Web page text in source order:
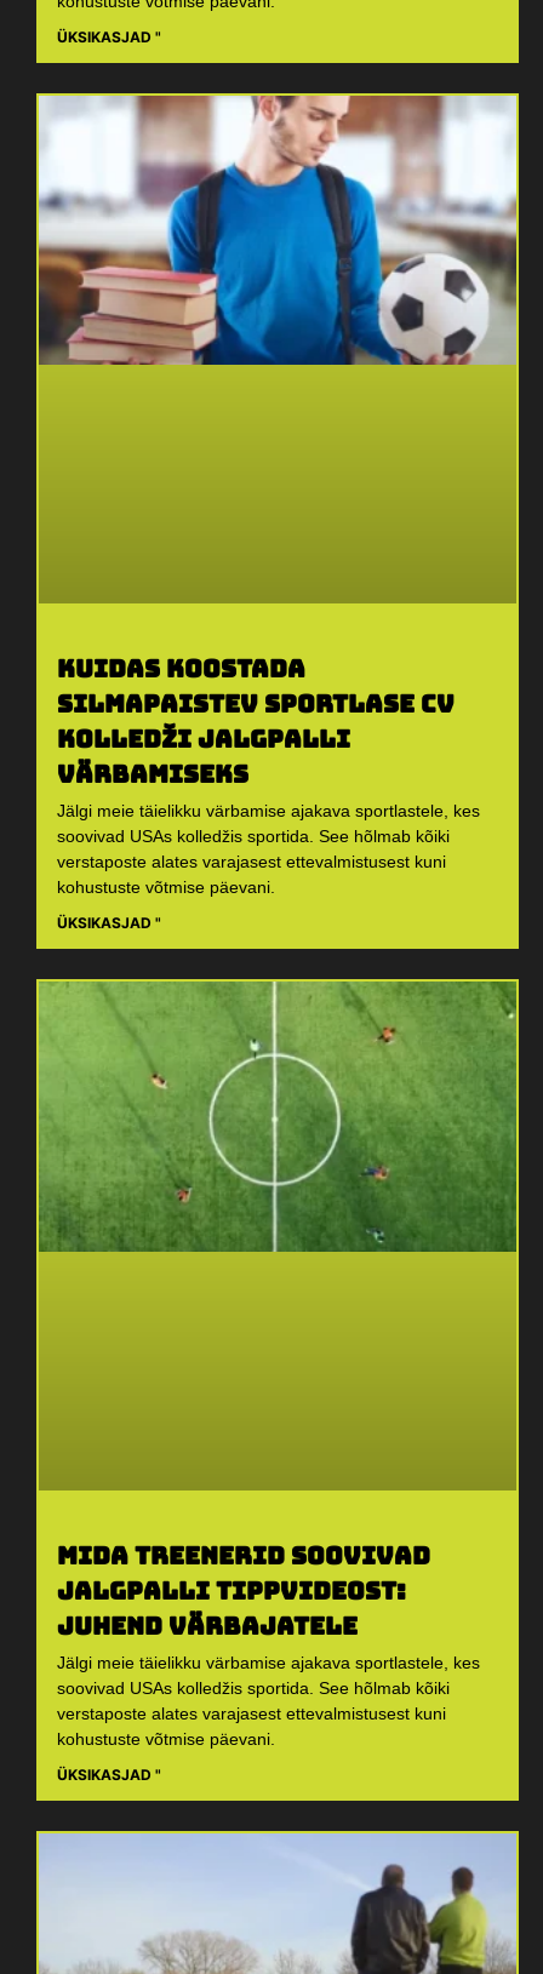
ÜKSIKASJAD "
Kuidas koostada
silmapaistev sportlase CV
kolledži jalgpalli
värbamiseks
Jälgi meie täielikku värbamise ajakava sportlastele, kes
soovivad USAs kolledžis sportida. See hõlmab kõiki
verstaposte alates varajasest ettevalmistusest kuni
kohustuste võtmise päevani.
ÜKSIKASJAD "
Mida treenerid soovivad
jalgpalli tippvideost:
Juhend värbajatele
Jälgi meie täielikku värbamise ajakava sportlastele, kes
soovivad USAs kolledžis sportida. See hõlmab kõiki
verstaposte alates varajasest ettevalmistusest kuni
kohustuste võtmise päevani.
ÜKSIKASJAD "